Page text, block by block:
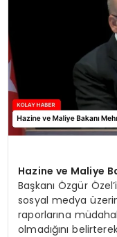
Hazine ve Maliye
Başkanı Özgür
sosyal medya
raporlarına
olmadığını